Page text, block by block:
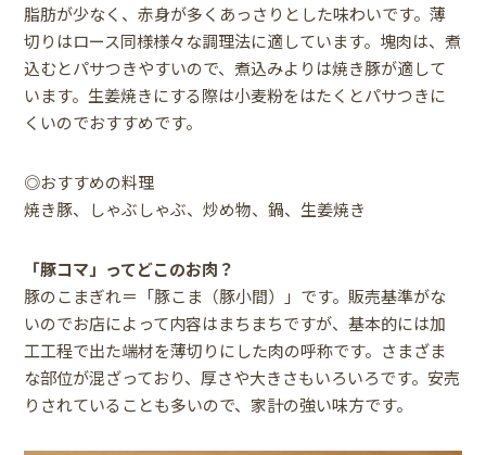
脂肪が少なく、赤身が多くあっさりとした味わいです。薄
切りはロース同様様々な調理法に適しています。塊肉は、煮
込むとパサつきやすいので、煮込みよりは焼き豚が適して
います。生姜焼きにする際は小麦粉をはたくとパサつきに
くいのでおすすめです。
◎おすすめの料理
焼き豚、しゃぶしゃぶ、炒め物、鍋、生姜焼き
「豚コマ」ってどこのお肉？
豚のこまぎれ＝「豚こま（豚小間）」です。販売基準がな
いのでお店によって内容はまちまちですが、基本的には加
工工程で出た端材を薄切りにした肉の呼称です。さまざま
な部位が混ざっており、厚さや大きさもいろいろです。安売
りされていることも多いので、家計の強い味方です。